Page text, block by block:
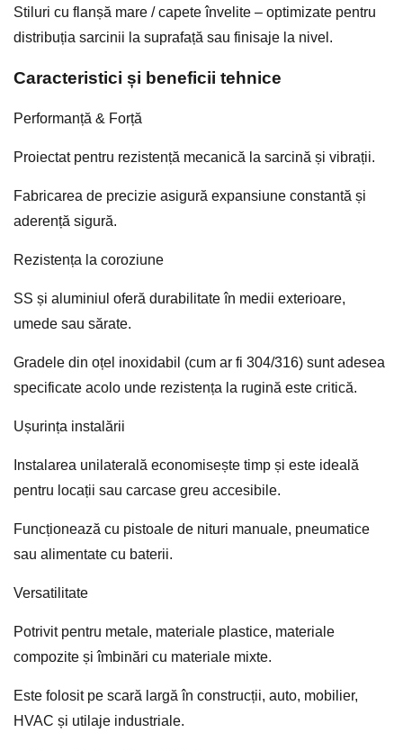
Stiluri cu flanșă mare / capete învelite – optimizate pentru
distribuția sarcinii la suprafață sau finisaje la nivel.
Caracteristici și beneficii tehnice
Performanță & Forță
Proiectat pentru rezistență mecanică la sarcină și vibrații.
Fabricarea de precizie asigură expansiune constantă și
aderență sigură.
Rezistența la coroziune
SS și aluminiul oferă durabilitate în medii exterioare,
umede sau sărate.
Gradele din oțel inoxidabil (cum ar fi 304/316) sunt adesea
specificate acolo unde rezistența la rugină este critică.
Ușurința instalării
Instalarea unilaterală economisește timp și este ideală
pentru locații sau carcase greu accesibile.
Funcționează cu pistoale de nituri manuale, pneumatice
sau alimentate cu baterii.
Versatilitate
Potrivit pentru metale, materiale plastice, materiale
compozite și îmbinări cu materiale mixte.
Este folosit pe scară largă în construcții, auto, mobilier,
HVAC și utilaje industriale.